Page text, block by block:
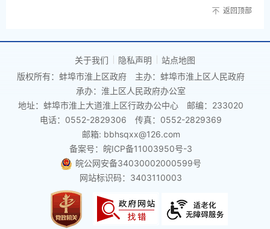
返回顶部
关于我们 隐私声明
站点地图
版权所有：蚌埠市淮上区政府
主办：蚌埠市淮上区人民政府
承办：淮上区人民政府办公室
地址：蚌埠市淮上大道淮上区行政办公中心
邮编：233020
电话：0552-2829306
传真：0552-2829369
邮箱: bbhsqxx@126.com
备案号：皖ICP备11003950号-3
皖公网安备34030002000599号
网站标识码：3403110003